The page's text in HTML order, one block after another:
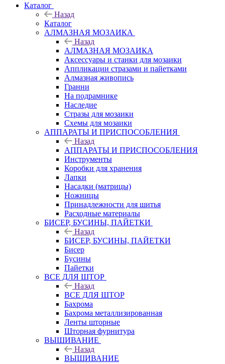
Каталог
Назад
Каталог
АЛМАЗНАЯ МОЗАИКА
Назад
АЛМАЗНАЯ МОЗАИКА
Аксессуары и станки для мозаики
Аппликации стразами и пайетками
Алмазная живопись
Гранни
На подрамнике
Наследие
Стразы для мозаики
Схемы для мозаики
АППАРАТЫ И ПРИСПОСОБЛЕНИЯ
Назад
АППАРАТЫ И ПРИСПОСОБЛЕНИЯ
Инструменты
Коробки для хранения
Лапки
Насадки (матрицы)
Ножницы
Принадлежности для шитья
Расходные материалы
БИСЕР, БУСИНЫ, ПАЙЕТКИ
Назад
БИСЕР, БУСИНЫ, ПАЙЕТКИ
Бисер
Бусины
Пайетки
ВСЕ ДЛЯ ШТОР
Назад
ВСЕ ДЛЯ ШТОР
Бахрома
Бахрома металлизированная
Ленты шторные
Шторная фурнитура
ВЫШИВАНИЕ
Назад
ВЫШИВАНИЕ